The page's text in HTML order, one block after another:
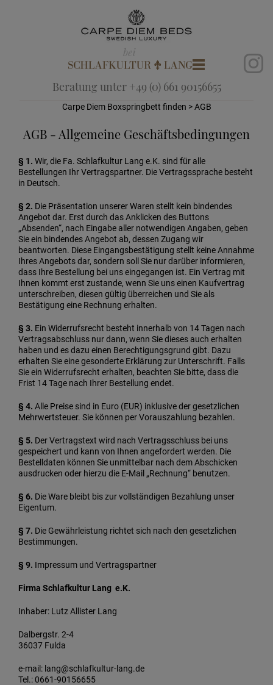
Beratung unter +49 (0) 661 90156655
Carpe Diem Boxspringbett finden > AGB
AGB - Allgemeine Geschäftsbedingungen
§ 1. Wir, die Fa. Schlafkultur Lang e.K. sind für alle
Bestellungen Ihr Vertragspartner. Die Vertragssprache besteht
in Deutsch.
§ 2. Die Präsentation unserer Waren stellt kein bindendes
Angebot dar. Erst durch das Anklicken des Buttons
„Absenden“, nach Eingabe aller notwendigen Angaben, geben
Sie ein bindendes Angebot ab, dessen Zugang wir
beantworten. Diese Eingangsbestätigung stellt keine Annahme
Ihres Angebots dar, sondern soll Sie nur darüber informieren,
dass Ihre Bestellung bei uns eingegangen ist. Ein Vertrag mit
Ihnen kommt erst zustande, wenn Sie uns einen Kaufvertrag
unterschreiben, diesen gültig überreichen und Sie als
Bestätigung eine Rechnung erhalten.
§ 3. Ein Widerrufsrecht besteht innerhalb von 14 Tagen nach
Vertragsabschluss nur dann, wenn Sie dieses auch erhalten
haben und es dazu einen Berechtigungsgrund gibt. Dazu
erhalten Sie eine gesonderte Erklärung zur Unterschrift. Falls
Sie ein Widerrufsrecht erhalten, beachten Sie bitte, dass die
Frist 14 Tage nach Ihrer Bestellung endet.
§ 4. Alle Preise sind in Euro (EUR) inklusive der gesetzlichen
Mehrwertsteuer. Sie können per Vorauszahlung bezahlen.
§ 5. Der Vertragstext wird nach Vertragsschluss bei uns
gespeichert und kann von Ihnen angefordert werden. Die
Bestelldaten können Sie unmittelbar nach dem Abschicken
ausdrucken oder hierzu die E-Mail „Rechnung“ benutzen.
§ 6. Die Ware bleibt bis zur vollständigen Bezahlung unser
Eigentum.
§ 7. Die Gewährleistung richtet sich nach den gesetzlichen
Bestimmungen.
§ 9. Impressum und Vertragspartner
Firma Schlafkultur Lang e.K.
Inhaber: Lutz Allister Lang
Dalbergstr. 2-4
36037 Fulda
e-mail: lang@schlafkultur-lang.de
Tel.: 0661-90156655